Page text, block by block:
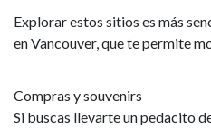
Explorar estos sitios es más
en Vancouver, que te permite
Compras y souvenirs
Si buscas llevarte un pedacito